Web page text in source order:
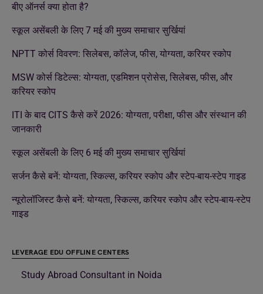
बीए ऑनर्स क्या होता है?
स्कूल असेंबली के लिए 7 मई की मुख्य समाचार सुर्खियां
NPTT कोर्स विवरण: सिलेबस, कॉलेज, फीस, योग्यता, करियर स्कोप
MSW कोर्स डिटेल्स: योग्यता, एडमिशन प्रोसेस, सिलेबस, फीस, और
करियर स्कोप
ITI के बाद CITS कैसे करें 2026: योग्यता, परीक्षा, फीस और संस्थान की
जानकारी
स्कूल असेंबली के लिए 6 मई की मुख्य समाचार सुर्खियां
सर्जन कैसे बनें: योग्यता, स्किल्स, करियर स्कोप और स्टेप-बाय-स्टेप गाइड
न्यूरोलॉजिस्ट कैसे बनें: योग्यता, स्किल्स, करियर स्कोप और स्टेप-बाय-स्टेप
गाइड
LEVERAGE EDU OFFLINE CENTERS
Study Abroad Consultant in Noida